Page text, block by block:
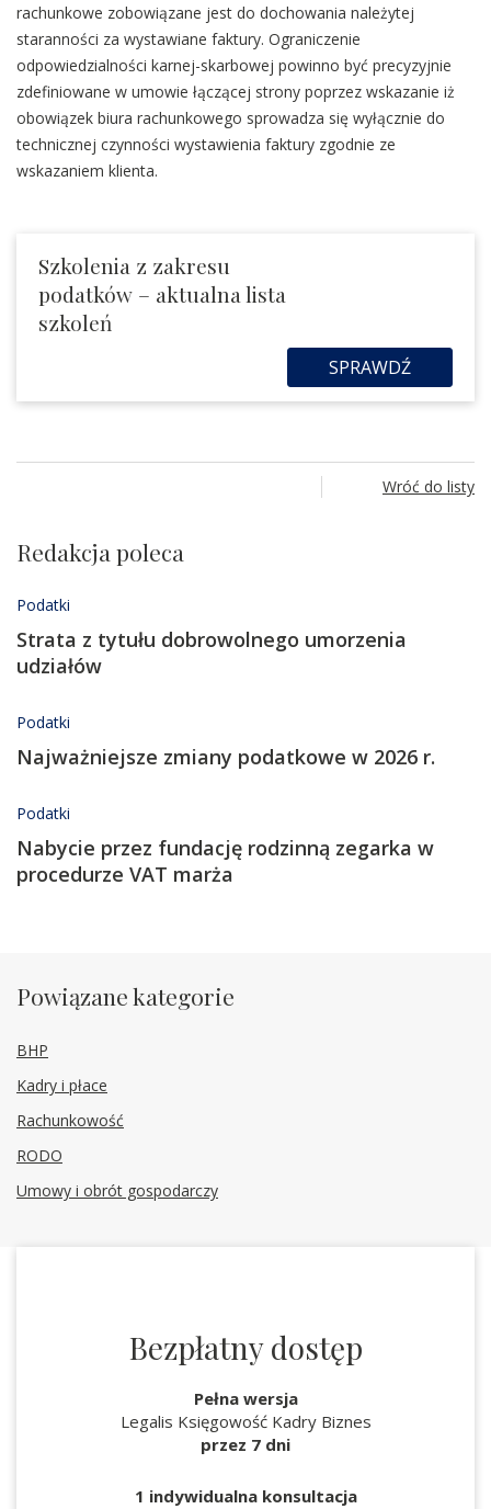
rachunkowe zobowiązane jest do dochowania należytej
staranności za wystawiane faktury. Ograniczenie
odpowiedzialności karnej-skarbowej powinno być precyzyjnie
zdefiniowane w umowie łączącej strony poprzez wskazanie iż
obowiązek biura rachunkowego sprowadza się wyłącznie do
technicznej czynności wystawienia faktury zgodnie ze
wskazaniem klienta.
Szkolenia z zakresu
podatków – aktualna lista
szkoleń
SPRAWDŹ
Wróć do listy
Redakcja poleca
Podatki
Strata z tytułu dobrowolnego umorzenia
udziałów
Podatki
​​​​Najważniejsze zmiany podatkowe w 2026 r.
Podatki
Nabycie przez fundację rodzinną zegarka w
procedurze VAT marża
Powiązane kategorie
BHP
Kadry i płace
Rachunkowość
RODO
Umowy i obrót gospodarczy
Bezpłatny dostęp
Pełna wersja
Legalis Księgowość Kadry Biznes
przez 7 dni
1 indywidualna konsultacja